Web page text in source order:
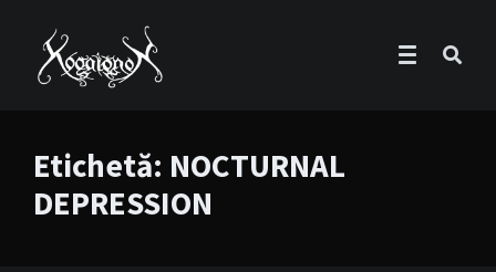
Etichetă: NOCTURNAL
DEPRESSION